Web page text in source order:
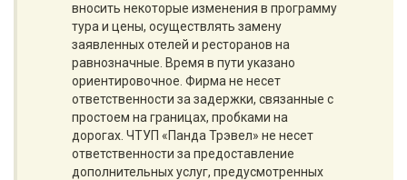
вносить некоторые изменения в программу
тура и цены, осуществлять замену
заявленных отелей и ресторанов на
равнозначные. Время в пути указано
ориентировочное. Фирма не несет
ответственности за задержки, связанные с
простоем на границах, пробками на
дорогах. ЧТУП «Панда Трэвел» не несет
ответственности за предоставление
дополнительных услуг, предусмотренных